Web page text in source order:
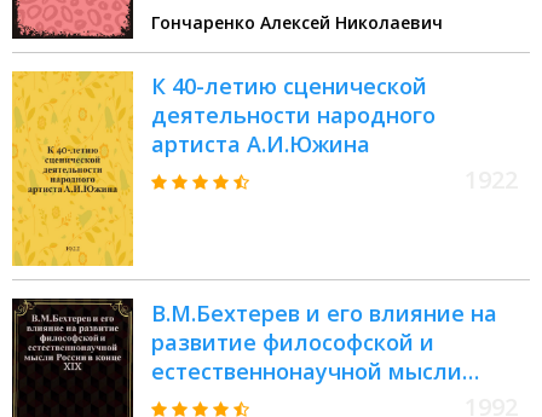
Гончаренко Алексей Николаевич
К 40-летию сценической
деятельности народного
артиста А.И.Южина
В.М.Бехтерев и его влияние на
развитие философской и
естественнонаучной мысли
России в конце XIX - начале ХХ